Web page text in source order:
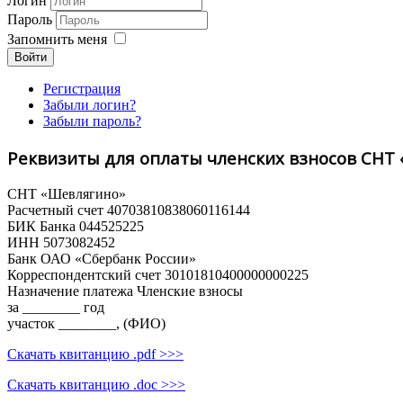
Пароль
Запомнить меня
Войти
Регистрация
Забыли логин?
Забыли пароль?
Реквизиты для оплаты членских взносов СНТ
СНТ «Шевлягино»
Расчетный счет 40703810838060116144
БИК Банка 044525225
ИНН 5073082452
Банк ОАО «Сбербанк России»
Корреспондентский счет 30101810400000000225
Назначение платежа Членские взносы
за ________ год
участок ________, (ФИО)
Скачать квитанцию .pdf >>>
Скачать квитанцию .doc >>>